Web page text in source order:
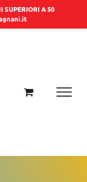
SUPERIORI A 50